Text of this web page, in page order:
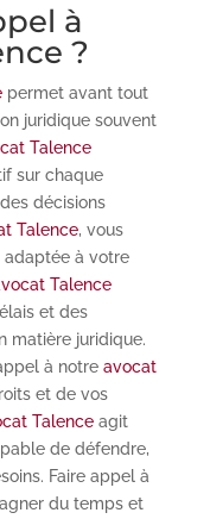
à
?
permet avant tout
juridique souvent
Talence
sur chaque
décisions
Talence, vous
adaptée à votre
Talence
et des
matière juridique.
à notre avocat
et de vos
Talenceagit
de défendre,
Faire appel à
du temps et